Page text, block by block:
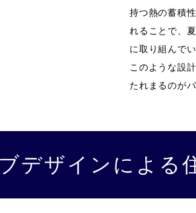
持つ熱の蓄積
れることで、
に取り組んでい
このような設
たれまるのが
デザインによる